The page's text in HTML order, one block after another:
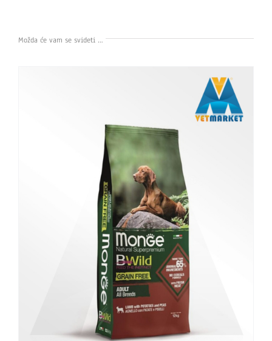
Možda će vam se svideti …